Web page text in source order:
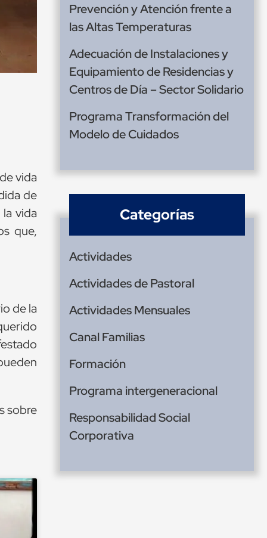
vida
de
vida
que,
de la
sobre
Prevención y Atención frente a
las Altas Temperaturas
Adecuación de Instalaciones y
Equipamiento de Residencias y
Centros de Día – Sector Solidario
Programa Transformación del
Modelo de Cuidados
Categorías
Actividades
Actividades de Pastoral
Actividades Mensuales
Canal Familias
Formación
Programa intergeneracional
Responsabilidad Social
Corporativa